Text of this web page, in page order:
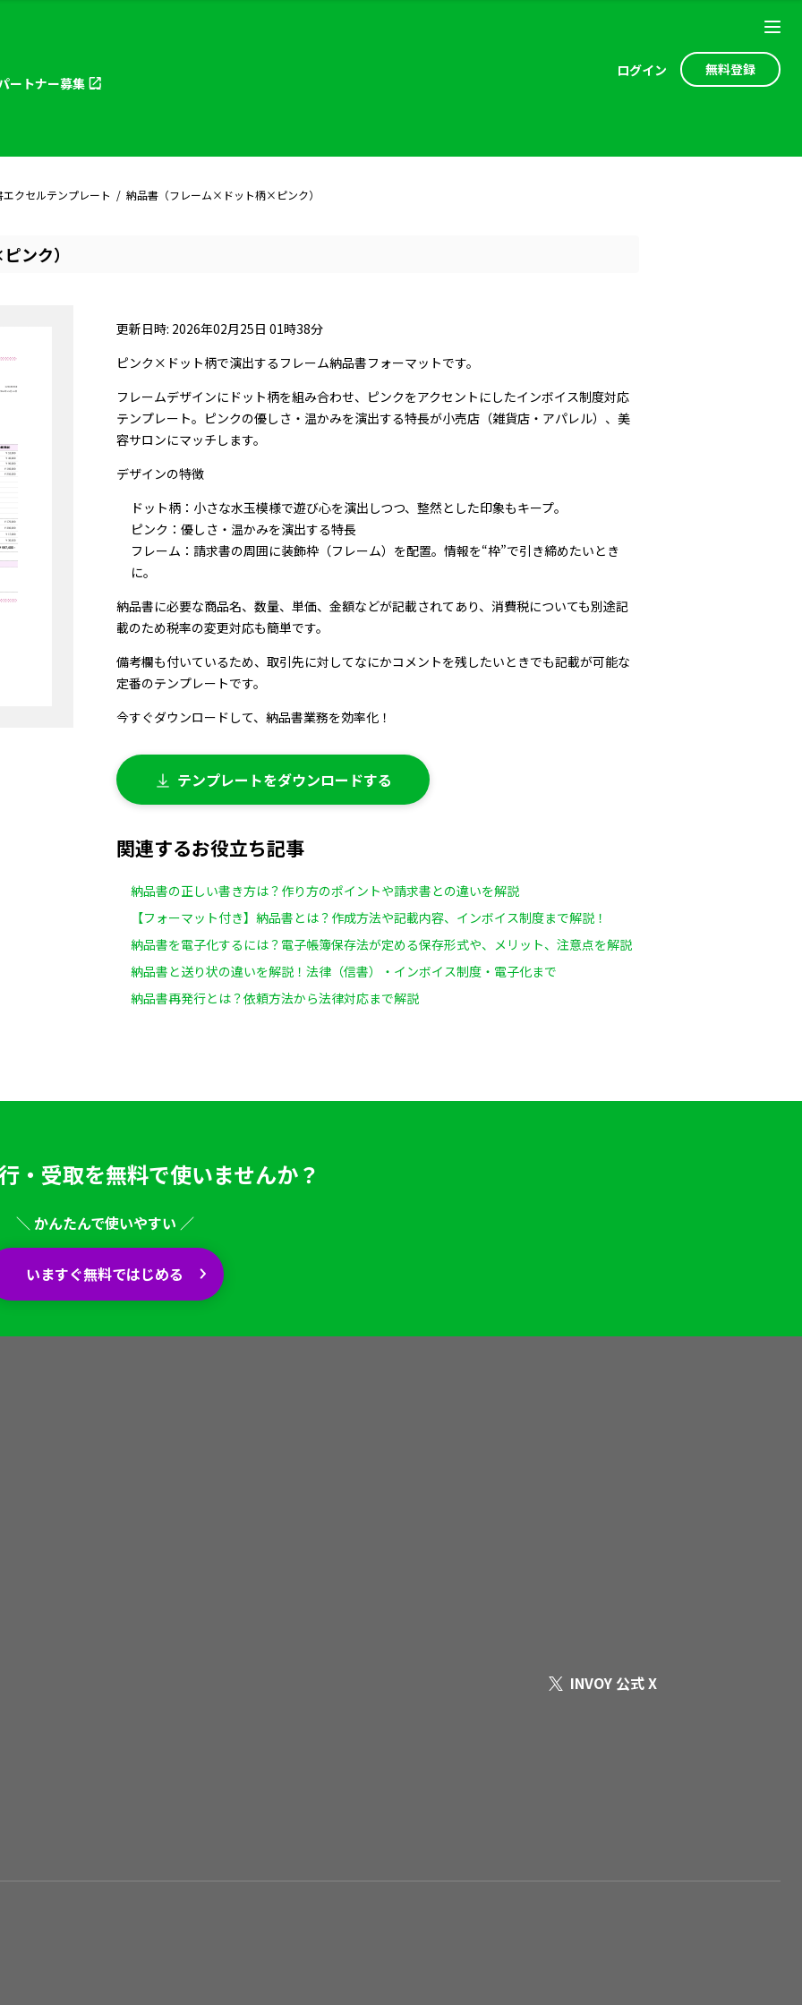
ートナー募集
ログイン 無料登録
エクセルテンプレート 納品書（フレーム×ドット柄×ピンク）
ンク）
更新日時: 2026年02月25日 01時38分
ピンク×ドット柄で演出するフレーム納品書フォーマットです。
フレームデザインにドット柄を組み合わせ、ピンクをアクセントにしたインボイス制度対応
テンプレート。ピンクの優しさ・温かみを演出する特長が小売店（雑貨店・アパレル）、美
容サロンにマッチします。
デザインの特徴
ドット柄：小さな水玉模様で遊び心を演出しつつ、整然とした印象もキープ。
ピンク：優しさ・温かみを演出する特長
フレーム：請求書の周囲に装飾枠（フレーム）を配置。情報を“枠”で引き締めたいとき
に。
納品書に必要な商品名、数量、単価、金額などが記載されてあり、消費税についても別途記
載のため税率の変更対応も簡単です。
備考欄も付いているため、取引先に対してなにかコメントを残したいときでも記載が可能な
定番のテンプレートです。
今すぐダウンロードして、納品書業務を効率化！
テンプレートをダウンロードする
関連するお役立ち記事
納品書の正しい書き方は？作り方のポイントや請求書との違いを解説
【フォーマット付き】納品書とは？作成方法や記載内容、インボイス制度まで解説！
納品書を電子化するには？電子帳簿保存法が定める保存形式や、メリット、注意点を解説
納品書と送り状の違いを解説！法律（信書）・インボイス制度・電子化まで
納品書再発行とは？依頼方法から法律対応まで解説
・受取を無料で使いませんか？
＼ かんたんで使いやすい ／
いますぐ無料ではじめる
INVOY 公式 X